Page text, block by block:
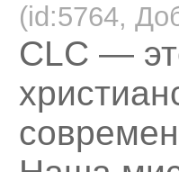
(id:5764,
CLC —